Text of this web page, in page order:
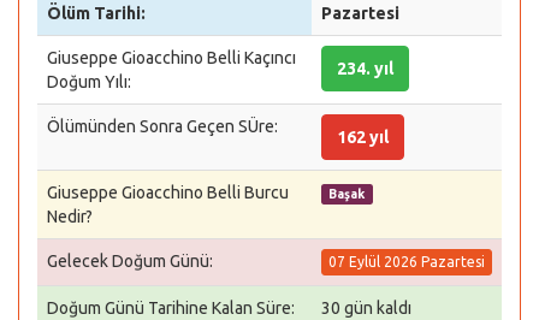
Ölüm Tarihi:
Pazartesi
Giuseppe Gioacchino Belli Kaçıncı
Doğum Yılı:
234. yıl
Ölümünden Sonra Geçen SÜre:
162 yıl
Giuseppe Gioacchino Belli Burcu
Nedir?
Başak
Gelecek Doğum Günü: 07 Eylül 2026 Pazartesi
Doğum Günü Tarihine Kalan Süre: 30 gün kaldı